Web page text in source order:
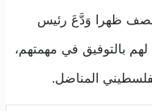
ظهرا وَدَّعَ رئيس
بالتوفيق في مهمتهم،
المناضل.